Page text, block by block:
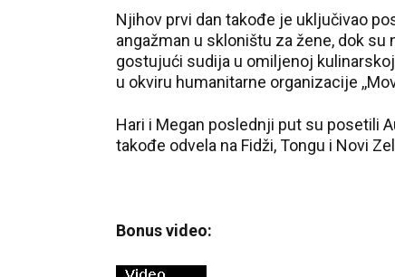
Njihov prvi dan takođe je uključivao
angažman u skloništu za žene, dok
gostujući sudija u omiljenoj
u okviru humanitarne organizacije
Hari i Megan poslednji put su posetili
takođe odvela na Fidži, Tongu i Novi
Bonus video: